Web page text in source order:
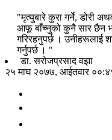
"मृत्युबारे कुरा गर्ने, डोरी
आफू बाँच्नुको कुनै सार छैन
गरिरहनुपर्छ । उनीहरूलाई
गर्नुपर्छ । "
डा. सरोजप्रसाद वझा
२५ माघ २०७७, आईतवार